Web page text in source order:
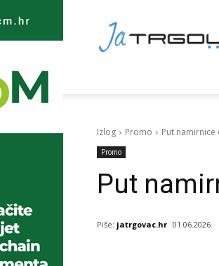
TRGOVAC
Izlog Promo Put
Promo
Put
Piše: jatrgovac.hr 01.06.2026.